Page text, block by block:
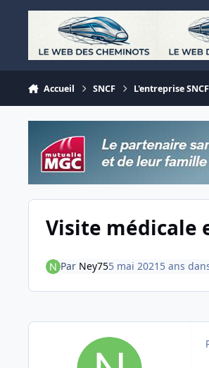
Aller au contenu
Accueil SNCF L'entreprise
Visite médicale
Par Ney755 mai 2021 5 ans